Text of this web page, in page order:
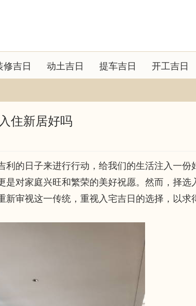
修吉日 动土吉日 提车吉日 开工吉日
住新居好吗
的日子来进行行动，给我们的生活注入一份
对家庭兴旺和繁荣的美好祝愿。然而，择选
审视这一传统，重视入宅吉日的选择，以求